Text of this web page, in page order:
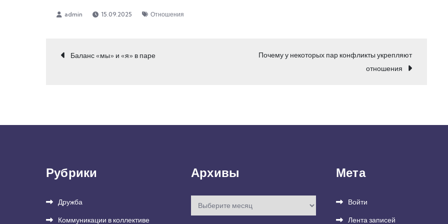
15.09.2025 Отношения
Навигация
Баланс «мы» и «я» в паре
Почему у некоторых пар конфликты укрепляют
отношения
Рубрики
Дружба
Коммуникации в коллективе
Архивы
Архивы
Мета
Войти
Лента записей